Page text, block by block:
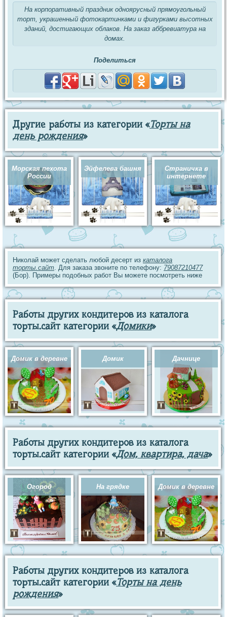
На корпоративный праздник одноярусный прямоугольный
торт, украшенный фотокартинками и фигурками высотных
зданий, достигающих облаков. На заказ аббревиатура на
домах.
Поделиться
Другие работы из категории «Торты на
день рождения»
Морская пехота
России
Эйфелева башня
Страничка в
интернете
Николай может сделать любой десерт из каталога
торты.сайт. Для заказа звоните по телефону: 79087210477
(Бор). Примеры подобных работ Вы можете посмотреть ниже
Работы других кондитеров из каталога
торты.сайт категории «Домики»
Домик в деревне Домик Дачнице
Работы других кондитеров из каталога
торты.сайт категории «Дом, квартира, дача»
Огород На грядке Домик в деревне
Работы других кондитеров из каталога
торты.сайт категории «Торты на день
рождения»